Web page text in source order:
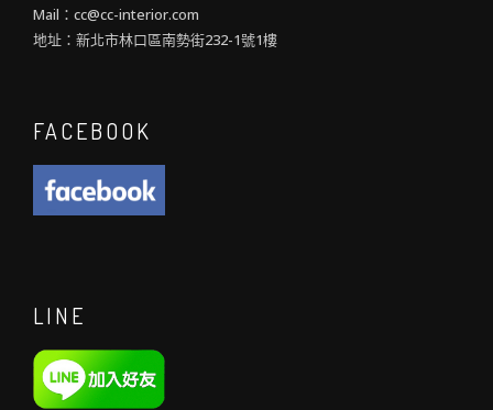
Mail：cc@cc-interior.com
地址：新北市林口區南勢街232-1號1樓
FACEBOOK
LINE